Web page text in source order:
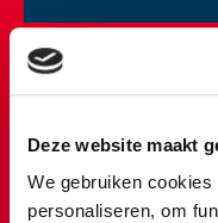
Deze website maakt
We gebruiken
personaliseren, om
zijn vlak aan de
de onderzijde is
Plaats tijdens de
u